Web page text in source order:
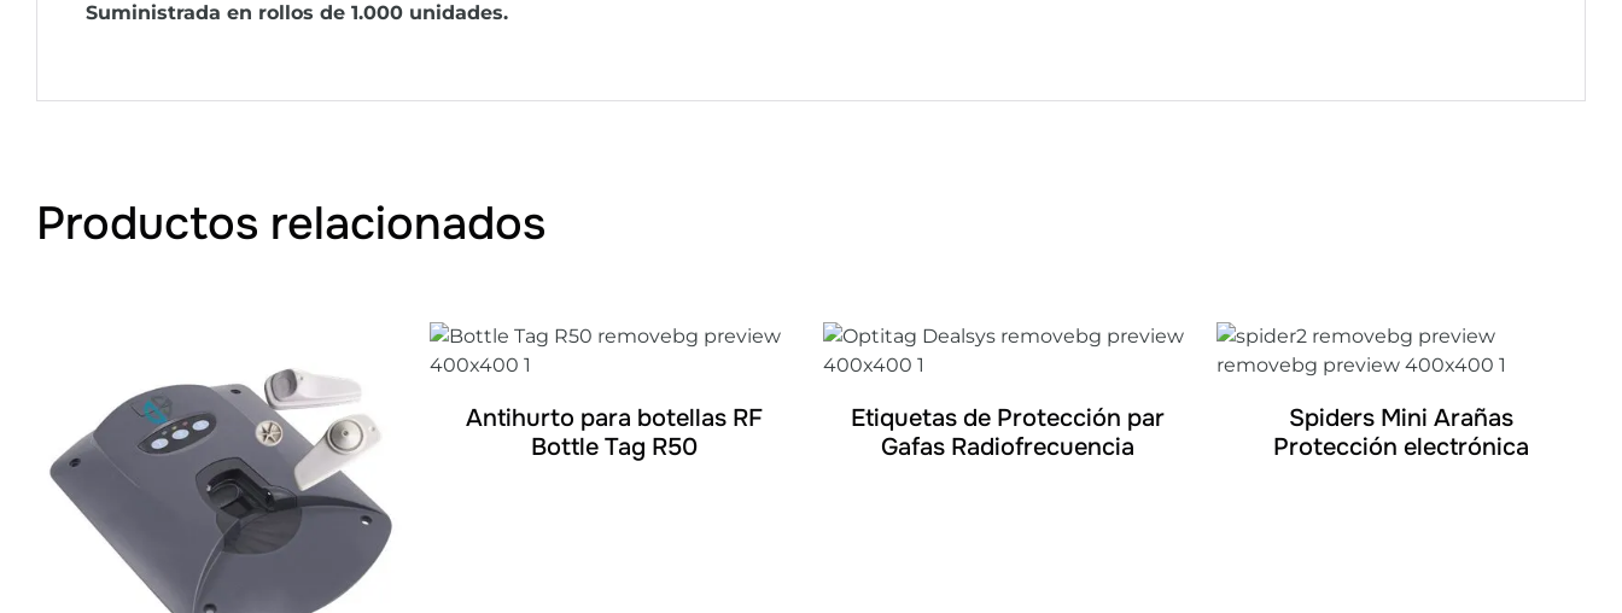
Suministrada en rollos de 1.000 unidades.
Productos relacionados
DETALLES
Antihurto para botellas RF
Bottle Tag R50
DETALLES
Etiquetas de Protección par
Gafas Radiofrecuencia
DETALLES
Spiders Mini Arañas
Protección electrónica